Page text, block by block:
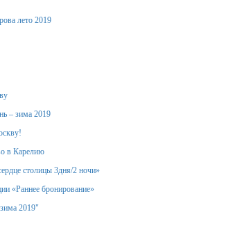
лето 2019
– зима 2019
в Карелию
столицы 3дня/2 ночи»
«Раннее бронирование»
2019"